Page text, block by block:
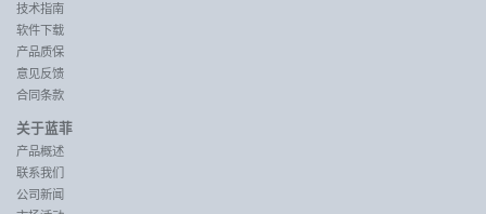
技术指南
软件下载
产品质保
意见反馈
合同条款
关于蓝菲
产品概述
联系我们
公司新闻